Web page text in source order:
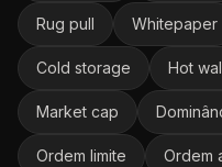
Rug pull Whitepaper
Cold storage Hot
Market cap
Ordem limite Ordem